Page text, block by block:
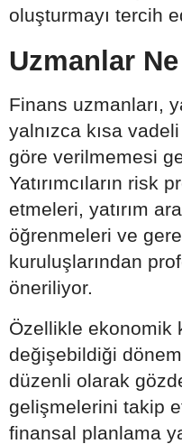
oluşturmayı tercih
Uzmanlar
Finans uzmanları,
yalnızca kısa
göre verilmemesi
Yatırımcıların risk
etmeleri, yatırım
öğrenmeleri ve
kuruluşlarından
öneriliyor.
Özellikle ekonomik
değişebildiği
düzenli olarak
gelişmelerini takip
finansal planlama